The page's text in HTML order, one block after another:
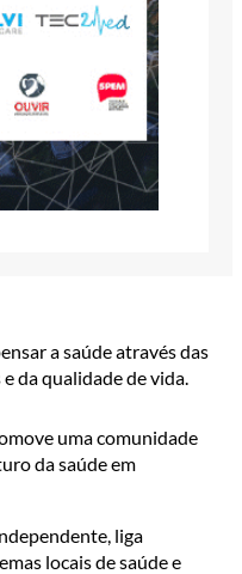
a saúde através das
da qualidade de vida.
uma comunidade
da saúde em
liga
locais de saúde e